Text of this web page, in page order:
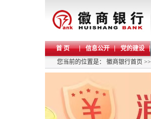
首 页 信息公开 党的建设
您当前的位置是： 徽商银行首页 >>